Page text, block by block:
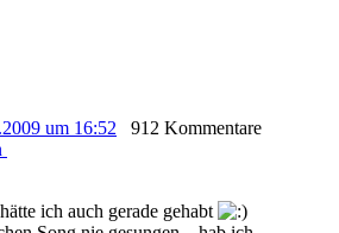
um 16:52
912 Kommentare
ich auch gerade gehabt